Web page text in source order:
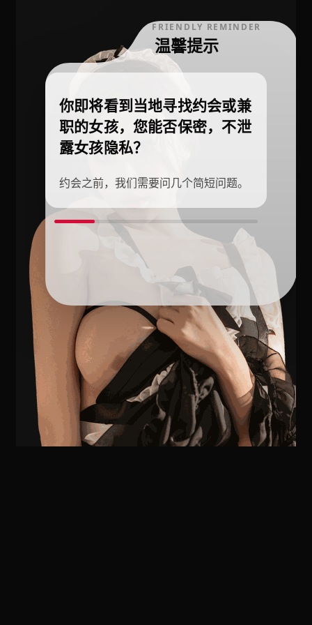
FRIENDLY REMINDER
温馨提示
你即将看到当地寻找约会或兼
职的女孩，您能否保密，不泄
露女孩隐私？
约会之前，我们需要问几个简短问题。